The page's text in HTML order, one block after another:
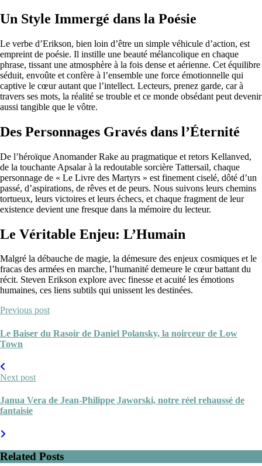
Un Style Immergé dans la Poésie
Le verbe d’Erikson, bien loin d’être un simple véhicule d’action, est
empreint de poésie. Il instille une beauté mélancolique en chaque
phrase, tissant une atmosphère à la fois dense et aérienne. Cet équilibre
séduit, envoûte et confère à l’ensemble une force émotionnelle qui
captive le cœur autant que l’intellect. Lecteurs, prenez garde, car à
travers ses mots, la réalité se trouble et ce monde obsédant peut devenir
aussi tangible que le vôtre.
Des Personnages Gravés dans l’Éternité
De l’héroïque Anomander Rake au pragmatique et retors Kellanved,
de la touchante Apsalar à la redoutable sorcière Tattersail, chaque
personnage de « Le Livre des Martyrs » est finement ciselé, dôté d’un
passé, d’aspirations, de rêves et de peurs. Nous suivons leurs chemins
tortueux, leurs victoires et leurs échecs, et chaque fragment de leur
existence devient une fresque dans la mémoire du lecteur.
Le Véritable Enjeu: L’Humain
Malgré la débauche de magie, la démesure des enjeux cosmiques et le
fracas des armées en marche, l’humanité demeure le cœur battant du
récit. Steven Erikson explore avec finesse et acuité les émotions
humaines, ces liens subtils qui unissent les destinées.
Previous post
Le Baiser du Rasoir de Daniel Polansky, la noirceur de Low
Town
Next post
Janua Vera de Jean-Philippe Jaworski, notre réel rehaussé de
fantaisie
Related Posts